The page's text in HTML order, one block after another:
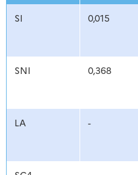
SI 0,015
SNI 0,368
LA -